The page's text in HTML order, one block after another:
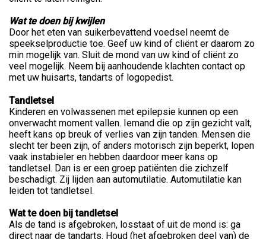
Wat te doen bij kwijlen
Door het eten van suikerbevattend voedsel neemt de
speekselproductie toe. Geef uw kind of cliënt er daarom zo
min mogelijk van. Sluit de mond van uw kind of cliënt zo
veel mogelijk. Neem bij aanhoudende klachten contact op
met uw huisarts, tandarts of logopedist.
Tandletsel
Kinderen en volwassenen met epilepsie kunnen op een
onverwacht moment vallen. Iemand die op zijn gezicht valt,
heeft kans op breuk of verlies van zijn tanden. Mensen die
slecht ter been zijn, of anders motorisch zijn beperkt, lopen
vaak instabieler en hebben daardoor meer kans op
tandletsel. Dan is er een groep patiënten die zichzelf
beschadigt. Zij lijden aan automutilatie. Automutilatie kan
leiden tot tandletsel.
Wat te doen bij tandletsel
Als de tand is afgebroken, losstaat of uit de mond is: ga
direct naar de tandarts. Houd (het afgebroken deel van) de